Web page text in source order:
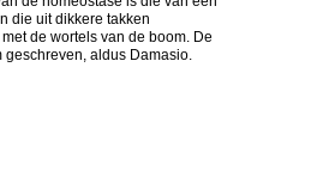
die uit dikkere takken
de wortels van de boom. De
aldus Damasio.